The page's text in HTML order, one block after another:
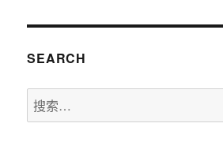
SEARCH
搜
索：